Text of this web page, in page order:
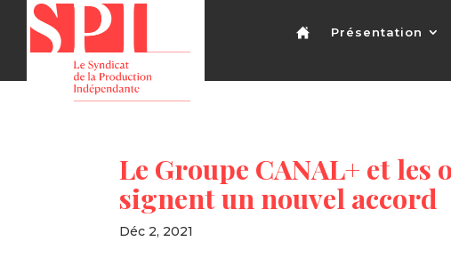
Présentation
Le Groupe CANAL+ et
signent un nouvel accord
Déc 2, 2021